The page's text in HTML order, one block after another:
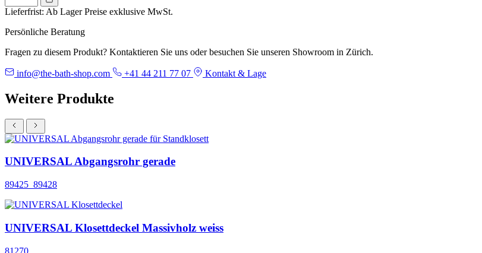
Lieferfrist: Ab Lager Preise exklusive MwSt.
Persönliche Beratung
Fragen zu diesem Produkt? Kontaktieren Sie uns oder besuchen Sie unseren Showroom in Zürich.
info@the-bath-shop.com +41 44 211 77 07 Kontakt & Lage
Weitere Produkte
UNIVERSAL Abgangsrohr gerade
89425_89428
UNIVERSAL Klosettdeckel Massivholz weiss
81270